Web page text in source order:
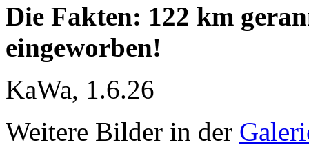
Die Fakten: 122 km
eingeworben!
KaWa, 1.6.26
Weitere Bilder in der